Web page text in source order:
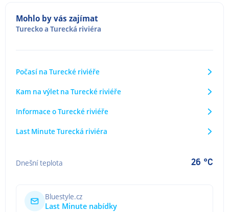
Mohlo by vás zajímat
Tureckoa Turecká riviéra
Počasí na Turecké riviéře
Kam na výlet na Turecké riviéře
Informace o Turecké riviéře
Last Minute Turecká riviéra
Dnešní teplota 26 °C
Bluestyle.cz
Last Minute nabídky